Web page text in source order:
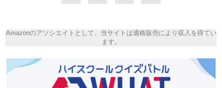
Amazonのアソシエイトとして、当サイトは適格販売により収入を得てい
ます。